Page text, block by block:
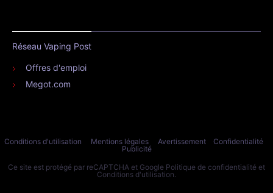
Réseau Vaping Post
Offres d'emploi
Megot.com
Conditions d'utilisation Mentions légales Avertissement
Confidentialité
Publicité
Ce site est protégé par reCAPTCHA et Google Politique de confidentialité et
Conditions d'utilisation.